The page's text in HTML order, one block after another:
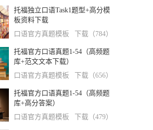
托福独立口语Task1题型+高分模
板资料下载
口语官方真题模板
下载（784）
托福官方口语真题1-54（高频题
库+范文文本下载）
口语官方真题模板
下载（656）
托福官方口语真题1-54（高频题
库+高分答案）
口语官方真题模板
下载（479）